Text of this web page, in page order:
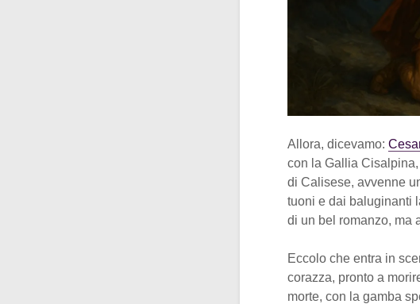
Allora, dicevamo:
con la Gallia
di Calisese, avvenne
tuoni e dai baluginanti
di un bel romanzo, ma
Eccolo che entra in
corazza, pronto a
morte, con la gamba